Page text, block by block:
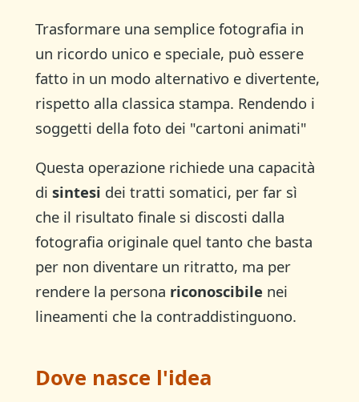
Trasformare una semplice fotografia in
un ricordo unico e speciale, può essere
fatto in un modo alternativo e divertente,
rispetto alla classica stampa. Rendendo i
soggetti della foto dei "cartoni animati"
Questa operazione richiede una capacità
di sintesi dei tratti somatici, per far sì
che il risultato finale si discosti dalla
fotografia originale quel tanto che basta
per non diventare un ritratto, ma per
rendere la persona riconoscibile nei
lineamenti che la contraddistinguono.
Dove nasce l'idea